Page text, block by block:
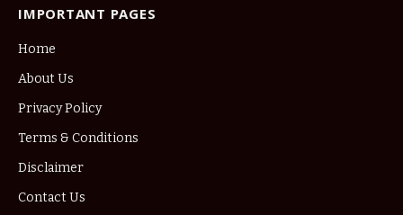
IMPORTANT PAGES
Home
About Us
Privacy Policy
Terms & Conditions
Disclaimer
Contact Us